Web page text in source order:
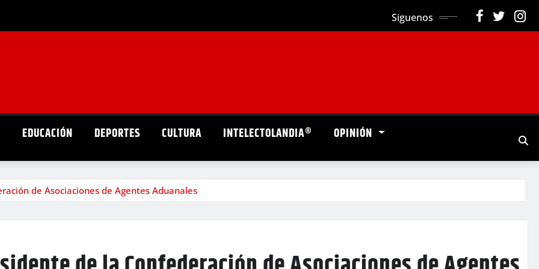
Siguenos
EDUCACIÓN DEPORTES CULTURA INTELECTOLANDIA® OPINIÓN
de Asociaciones de Agentes Aduanales